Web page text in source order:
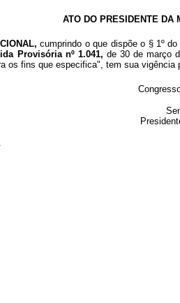
ATO DO PRESIDENTE DA
cumprindo o que dispõe o § 1º
Provisória nº 1.041, de 30 de março
os fins que especifica", tem sua vigência